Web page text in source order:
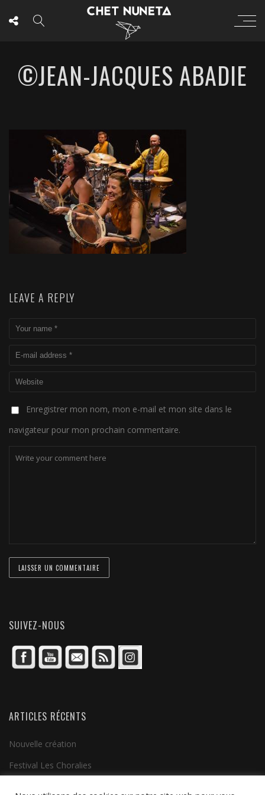
©JEAN-JACQUES ABADIE
LEAVE A REPLY
Enregistrer mon nom, mon e-mail et mon site dans le
navigateur pour mon prochain commentaire.
SUIVEZ-NOUS
ARTICLES RÉCENTS
Nouvelle création
Festival Les Choralies